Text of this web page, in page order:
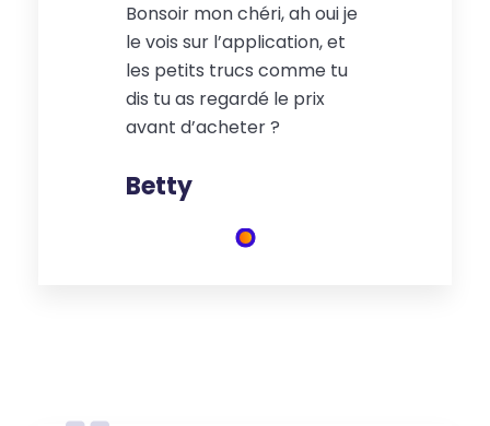
Bonsoir mon chéri, ah oui je
le vois sur l’application, et
les petits trucs comme tu
dis tu as regardé le prix
avant d’acheter ?
Betty